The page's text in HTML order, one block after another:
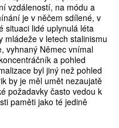
vzdáleností, na módu a
je v něčem sdílené, v
situaci lidé uplynulá léta
mládeže v letech stalinismu
vyhnaný Němec vnímal
a pohled
byl jiný než pohled
by je měl umět nezaujatě
požadavky často vedou k
paměti jako té jedině